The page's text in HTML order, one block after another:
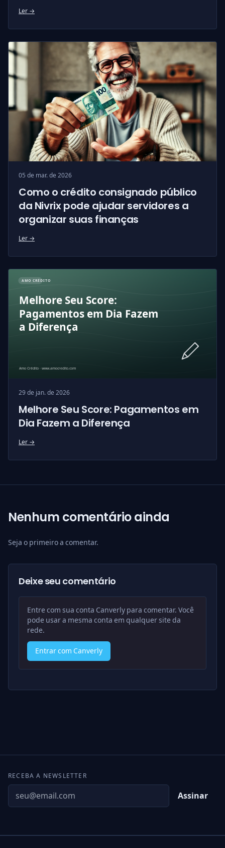
Ler →
05 de mar. de 2026
Como o crédito consignado público
da Nivrix pode ajudar servidores a
organizar suas finanças
Ler →
29 de jan. de 2026
Melhore Seu Score: Pagamentos em
Dia Fazem a Diferença
Ler →
Nenhum comentário ainda
Seja o primeiro a comentar.
Deixe seu comentário
Entre com sua conta Canverly para comentar. Você
pode usar a mesma conta em qualquer site da
rede.
Entrar com Canverly
RECEBA A NEWSLETTER
Assinar